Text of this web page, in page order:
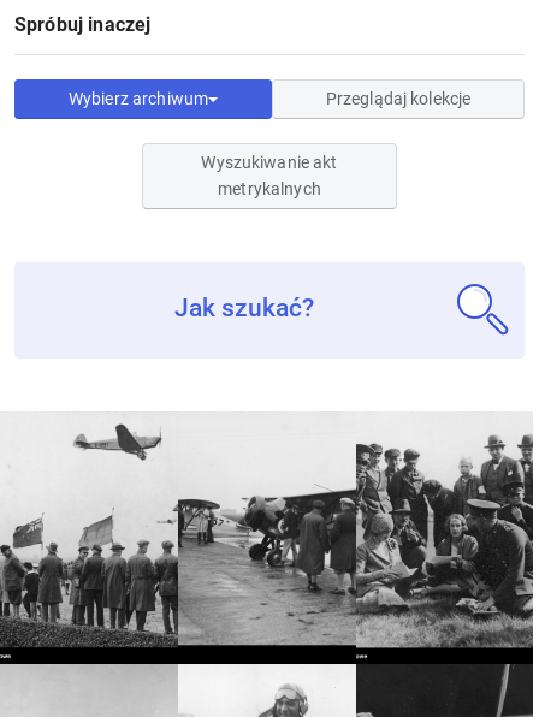
Spróbuj inaczej
Wybierz archiwum Przeglądaj kolekcje
Wyszukiwanie akt
metrykalnych
Jak szukać?